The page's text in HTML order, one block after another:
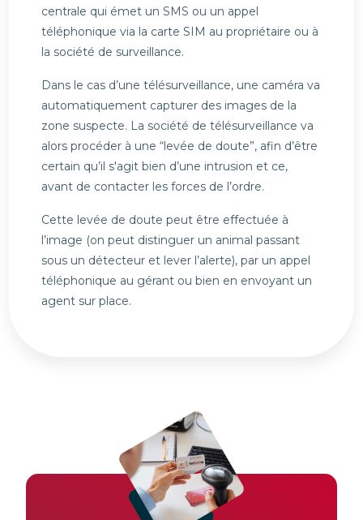
centrale qui émet un SMS ou un appel
téléphonique via la carte SIM au propriétaire ou à
la société de surveillance.
Dans le cas d’une télésurveillance, une caméra va
automatiquement capturer des images de la
zone suspecte. La société de télésurveillance va
alors procéder à une “levée de doute”, afin d’être
certain qu’il s'agit bien d’une intrusion et ce,
avant de contacter les forces de l’ordre.
Cette levée de doute peut être effectuée à
l’image (on peut distinguer un animal passant
sous un détecteur et lever l’alerte), par un appel
téléphonique au gérant ou bien en envoyant un
agent sur place.